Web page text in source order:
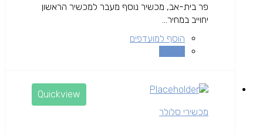
פר בית-אב, מכשיר נוסף מעבר למכשיר הראשון
יחוייב במחיר...
הוסף למועדפים
Quickview
מכשירי סלולר